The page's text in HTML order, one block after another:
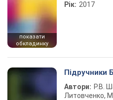
показати
обкладинку
Рік: 2017
Підручники
Автори: Р.В.
Литовченко,